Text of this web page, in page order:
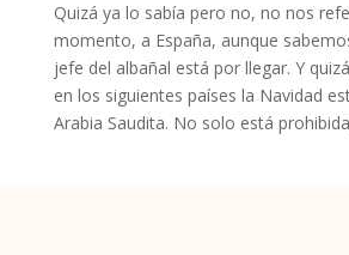
Quizá ya lo sabía pero no, no nos
momento, a España, aunque
jefe del albañal está por llegar. Y
en los siguientes países la Navidad
Arabia Saudita. No solo está